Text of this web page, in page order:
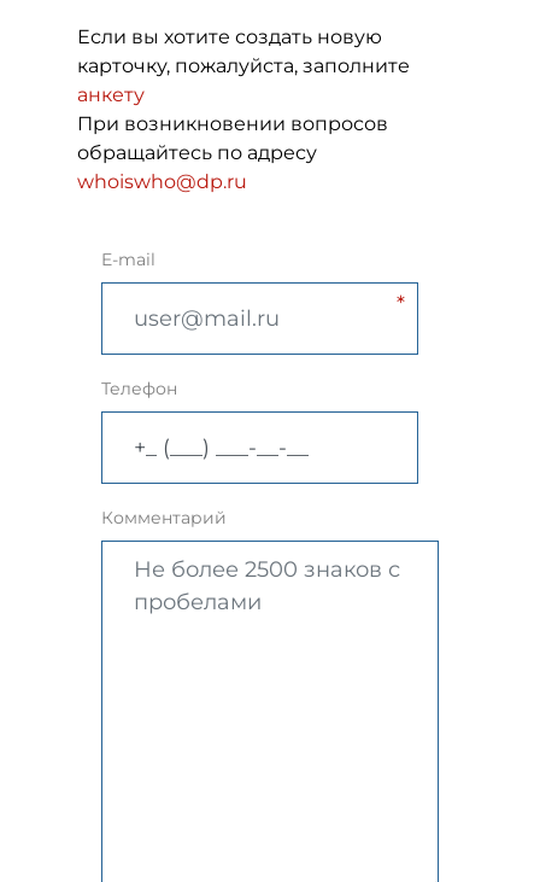
Если вы хотите создать новую
карточку, пожалуйста, заполните
анкету
При возникновении вопросов
обращайтесь по адресу
whoiswho@dp.ru
E-mail
Телефон
Комментарий